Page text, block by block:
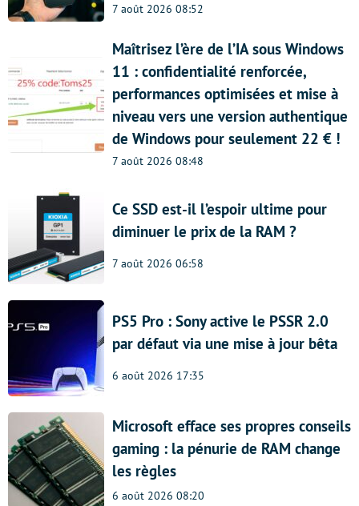
7 août 2026 08:52
Maîtrisez l’ère de l’IA sous Windows
11 : confidentialité renforcée,
performances optimisées et mise à
niveau vers une version authentique
de Windows pour seulement 22 € !
7 août 2026 08:48
Ce SSD est-il l’espoir ultime pour
diminuer le prix de la RAM ?
7 août 2026 06:58
PS5 Pro : Sony active le PSSR 2.0
par défaut via une mise à jour bêta
6 août 2026 17:35
Microsoft efface ses propres conseils
gaming : la pénurie de RAM change
les règles
6 août 2026 08:20